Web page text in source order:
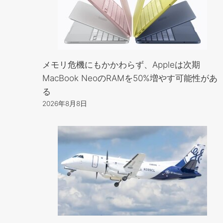
メモリ危機にもかかわらず、Appleは次期
MacBook NeoのRAMを50%増やす可能性があ
る
2026年8月8日